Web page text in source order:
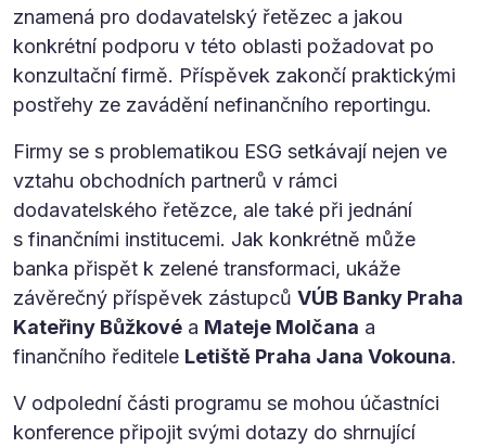
znamená pro dodavatelský řetězec a jakou
konkrétní podporu v této oblasti požadovat po
konzultační firmě. Příspěvek zakončí praktickými
postřehy ze zavádění nefinančního reportingu.
Firmy se s problematikou ESG setkávají nejen ve
vztahu obchodních partnerů v rámci
dodavatelského řetězce, ale také při jednání
s finančními institucemi. Jak konkrétně může
banka přispět k zelené transformaci, ukáže
závěrečný příspěvek zástupců VÚB Banky Praha
Kateřiny Bůžkové a Mateje Molčana a
finančního ředitele Letiště Praha Jana Vokouna.
V odpolední části programu se mohou účastníci
konference připojit svými dotazy do shrnující